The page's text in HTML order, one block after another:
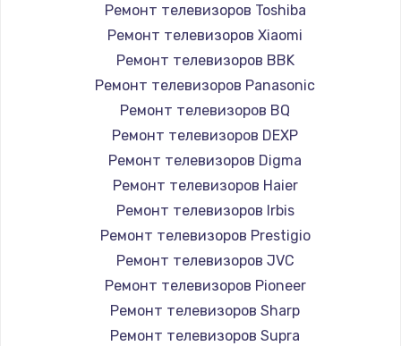
Замена Bluetooth/Wi-Fi модуля
Заказать
Замена картридера
890 руб.
Заказать
Замена микросхемы NFC
1100 руб.
Заказать
Замена шим-контроллера
Ремонт телевизоров Toshiba
Ремонт телевизоров Xiaomi
Ремонт телевизоров BBK
Ремонт телевизоров Panasonic
Ремонт телевизоров BQ
Ремонт телевизоров DEXP
Ремонт телевизоров Digma
Ремонт телевизоров Haier
Ремонт телевизоров Irbis
Ремонт телевизоров Prestigio
Ремонт телевизоров JVC
Ремонт телевизоров Pioneer
Ремонт телевизоров Sharp
Ремонт телевизоров Supra